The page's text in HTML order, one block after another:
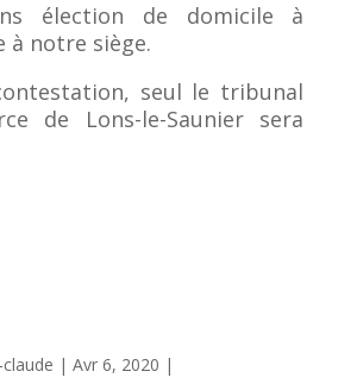
élection de domicile à
à notre siège.
seul le tribunal
de Lons-le-Saunier sera
Avr 6, 2020